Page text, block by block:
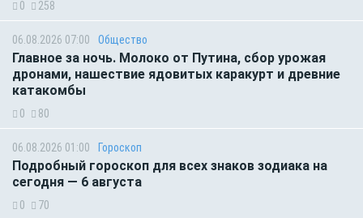
0 258
06.08.2026 07:00 Общество
Главное за ночь. Молоко от Путина, сбор урожая
дронами, нашествие ядовитых каракурт и древние
катакомбы
0 80
06.08.2026 01:00 Гороскоп
Подробный гороскоп для всех знаков зодиака на
сегодня — 6 августа
0 70